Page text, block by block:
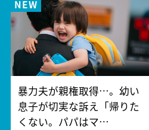
暴力夫が親権取得…。幼い
息子が切実な訴え「帰りた
くない。パパはマ…